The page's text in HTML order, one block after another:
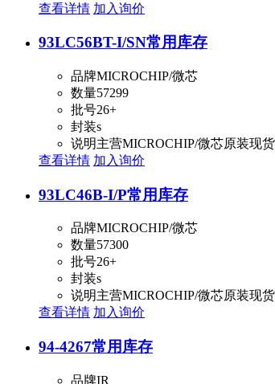
查看详情 加入询价
93LC56BT-I/SN常用库存
品牌MICROCHIP/微芯
数量57299
批号26+
封装s
说明主营MICROCHIP/微芯原装现
查看详情 加入询价
93LC46B-I/P常用库存
品牌MICROCHIP/微芯
数量57300
批号26+
封装s
说明主营MICROCHIP/微芯原装现
查看详情 加入询价
94-4267常用库存
品牌IR